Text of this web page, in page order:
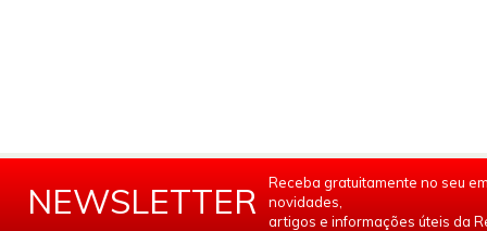
NEWSLETTER
Receba gratuitamente no seu
novidades,
artigos e informações úteis da